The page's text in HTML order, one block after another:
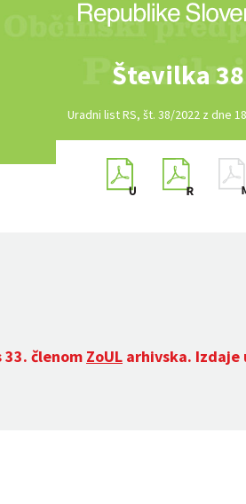
Številka 38
Uradni list RS, št. 38/2022 z dne
33. členom ZoUL arhivska. Izdaje